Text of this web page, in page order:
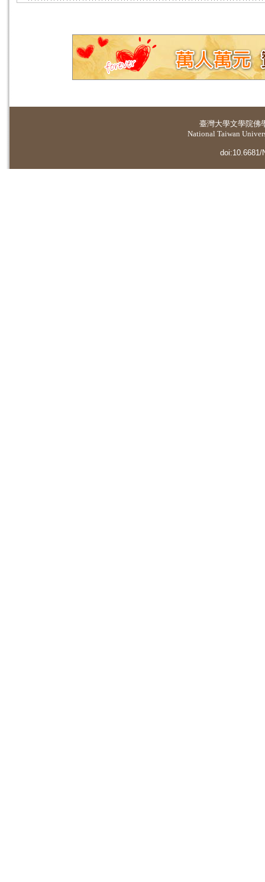
臺灣大學文學院佛
National Taiwan
doi:10.6681/